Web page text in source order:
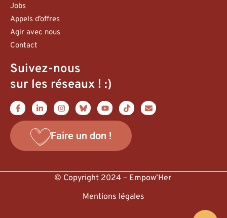
Jobs
Appels d’offres
Agir avec nous
Contact
Suivez-nous
sur les réseaux ! :)
Faire un don !
© Copyright 2024 – Empow’Her
Mentions légales